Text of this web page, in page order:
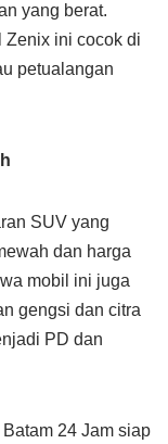
yang berat.
Zenix ini cocok di
petualangan
SUV yang
dan harga
mobil ini juga
gengsi dan citra
PD dan
24 Jam siap